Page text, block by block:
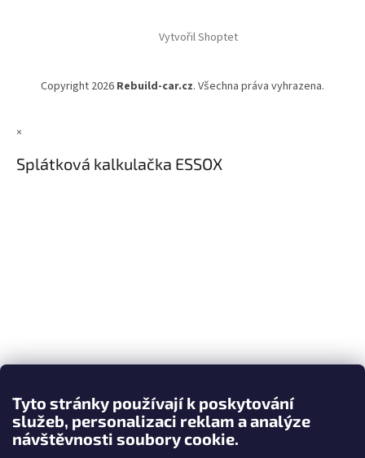
Tyto stránky používají k poskytování
služeb, personalizaci reklam a analýze
návštěvnosti soubory cookie.
Vytvořil Shoptet
Copyright 2026 Rebuild-car.cz. Všechna práva vyhrazena.
×
Splátková kalkulačka ESSOX